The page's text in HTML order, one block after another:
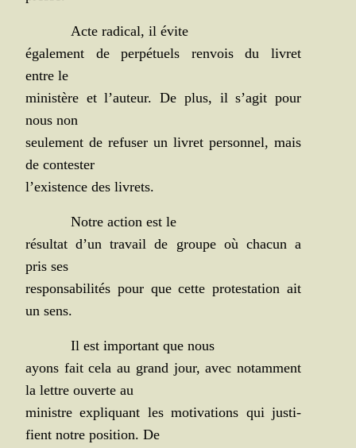
Acte radi­cal, il évite
éga­le­ment de per­pé­tuels ren­vois du livret
entre le
minis­tère et l’auteur. De plus, il s’agit pour
nous non
seule­ment de refu­ser un livret per­son­nel, mais
de contester
l’existence des livrets.
Notre action est le
résul­tat d’un tra­vail de groupe où cha­cun a
pris ses
res­pon­sa­bi­li­tés pour que cette pro­tes­ta­tion ait
un sens.
Il est impor­tant que nous
ayons fait cela au grand jour, avec notam­ment
la lettre ouverte au
ministre expli­quant les moti­va­tions qui jus­ti­
fient notre posi­tion. De